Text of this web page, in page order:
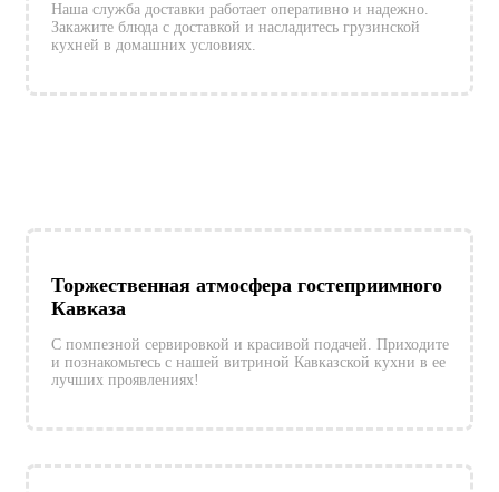
Наша служба доставки работает оперативно и надежно.
Закажите блюда с доставкой и насладитесь грузинской
кухней в домашних условиях.
Торжественная атмосфера гостеприимного
Кавказа
C помпезной сервировкой и красивой подачей. Приходите
и познакомьтесь с нашей витриной Кавказской кухни в ее
лучших проявлениях!